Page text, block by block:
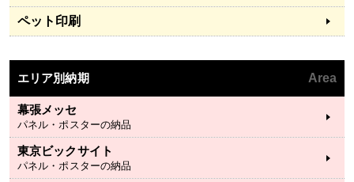
ペット印刷
エリア別納期 Area
幕張メッセ
パネル・ポスターの納品
東京ビックサイト
パネル・ポスターの納品